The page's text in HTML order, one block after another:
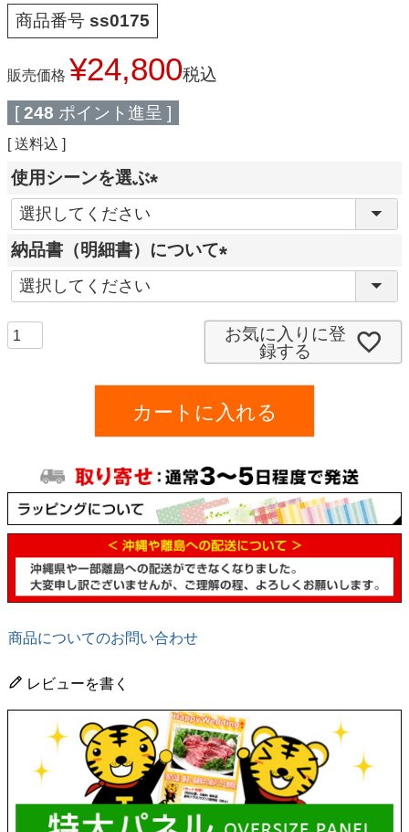
商品番号 ss0175
販売価格 ¥24,800税込
[ 248 ポイント進呈 ]
送料込
使用シーンを選ぶ
必
須
納品書（明細書）について
必
須
)
お気に入りに登
録する
カートに入れる
商品についてのお問い合わせ
レビューを書く